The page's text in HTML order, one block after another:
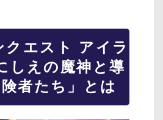
クエスト アイラ
えの魔神と導
者たち」とは